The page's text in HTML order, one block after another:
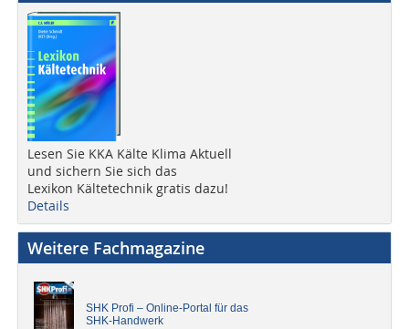
Lesen Sie KKA Kälte Klima Aktuell
und sichern Sie sich das
Lexikon Kältetechnik gratis dazu!
Details
Weitere Fachmagazine
SHK Profi – Online-Portal für das
SHK-Handwerk